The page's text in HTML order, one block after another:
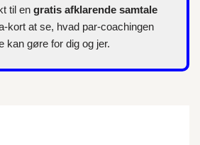
til en gratis afklarende samtale
kort at se, hvad par-coachingen
kan gøre for dig og jer.